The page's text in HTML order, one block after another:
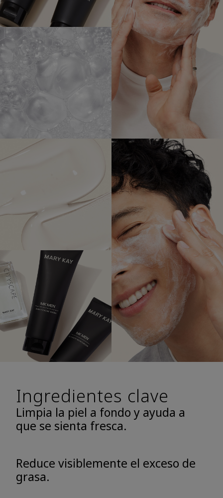
Ingredientes clave
Limpia la piel a fondo y ayuda a
que se sienta fresca.
Reduce visiblemente el exceso de
grasa.